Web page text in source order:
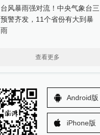
台风暴雨强对流！中央气象台三
预警齐发，11个省份有大到暴
雨
查看更多
Android版
iPhone版